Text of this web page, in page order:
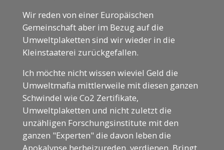
Wir reden von einer Europäischen
Gemeinschaft aber im Bezug auf die
Umweltplaketten sind wir wieder in die
Kleinstaaterei zurückgefallen.
Ich möchte nicht wissen wieviel Geld die
Umweltmafia mittlerweile mit diesen ganzen
Schwindel wie Co2 Zertifikate,
Umweltplaketten und nicht zuletzt die
unzähligen Forschungsinstitute mit den
ganzen "Experten" die davon leben die